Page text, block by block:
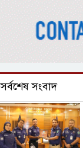
সর্বশেষ সংবাদ